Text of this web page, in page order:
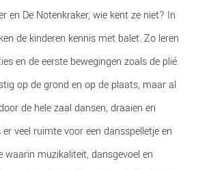
en De Notenkraker, wie kent ze niet? In
de kinderen kennis met balet. Zo leren
en de eerste bewegingen zoals de plié.
op de grond en op de plaats, maar al
de hele zaal dansen, draaien en
veel ruimte voor een dansspelletje en
waarin muzikaliteit, dansgevoel en